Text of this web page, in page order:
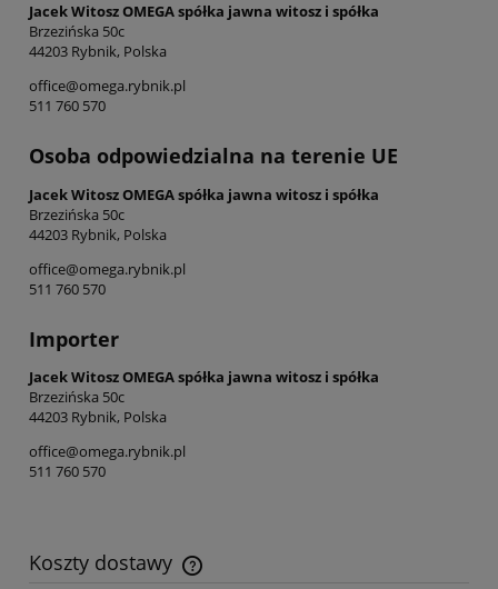
Jacek Witosz OMEGA spółka jawna witosz i spółka
Brzezińska 50c
44203 Rybnik, Polska
office@omega.rybnik.pl
511 760 570
Osoba odpowiedzialna na terenie UE
Jacek Witosz OMEGA spółka jawna witosz i spółka
Brzezińska 50c
44203 Rybnik, Polska
office@omega.rybnik.pl
511 760 570
Importer
Jacek Witosz OMEGA spółka jawna witosz i spółka
Brzezińska 50c
44203 Rybnik, Polska
office@omega.rybnik.pl
511 760 570
Koszty dostawy
Cena nie zawiera ewentualnych kosztów płatności